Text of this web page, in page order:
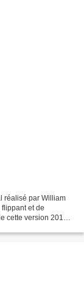
réalisé par William
et de
cette version 2012 ?